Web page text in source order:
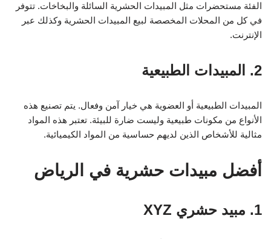
الفئة مستحضرات مثل المبيدات الحشرية السائلة والبخاخات. تتوفر
في كل من المحلات المخصصة لبيع المبيدات الحشرية وكذلك عبر
الإنترنت.
2. المبيدات الطبيعية
المبيدات الطبيعية أو العضوية هي خيار آمن وفعال. يتم تصنيع هذه
الأنواع من مكونات طبيعية وليست ضارة للبيئة. تعتبر هذه المواد
مثالية للأشخاص الذين لديهم حساسية من المواد الكيميائية.
أفضل مبيدات حشرية في الرياض
1. مبيد حشري XYZ